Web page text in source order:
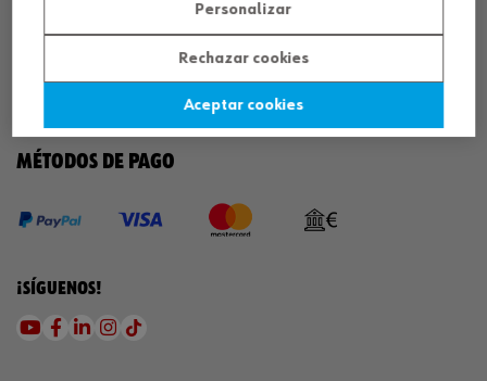
¡DESCARGA NUESTRA APP!
MÉTODOS DE PAGO
¡SÍGUENOS!
Personalizar
Rechazar cookies
Aceptar cookies